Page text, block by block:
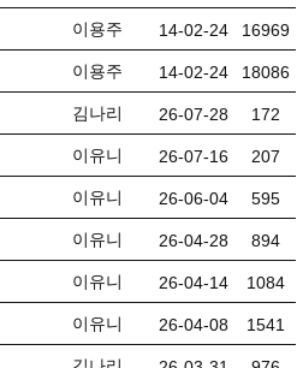
이용주 14-02-24 16969
이용주 14-02-24 18086
김나리 26-07-28 172
이유니 26-07-16 207
이유니 26-06-04 595
이유니 26-04-28 894
이유니 26-04-14 1084
이유니 26-04-08 1541